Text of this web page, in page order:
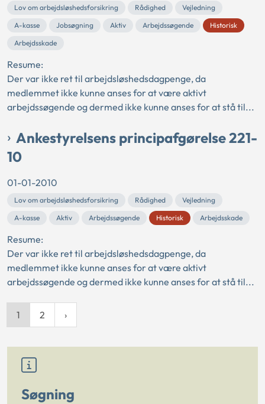
Lov om arbejdsløshedsforsikring Rådighed
Vejledning
A-kasse
Jobsøgning Aktiv Arbejdssøgende
Historisk
Arbejdsskade
Resume:
Der var ikke ret til arbejdsløshedsdagpenge, da
medlemmet ikke kunne anses for at være aktivt
arbejdssøgende og dermed ikke kunne anses for at stå til...
Ankestyrelsens principafgørelse 221-
10
01-01-2010
Lov om arbejdsløshedsforsikring Rådighed
Vejledning
A-kasse
Aktiv Arbejdssøgende Historisk Arbejdsskade
Resume:
Der var ikke ret til arbejdsløshedsdagpenge, da
medlemmet ikke kunne anses for at være aktivt
arbejdssøgende og dermed ikke kunne anses for at stå til...
1 2
Søgning